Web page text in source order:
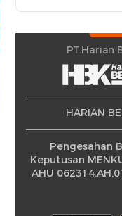
Kecamatan
Rekor
PeningkatanPT.Harian
HARIAN
Pengesahan
Keputusan
AHU